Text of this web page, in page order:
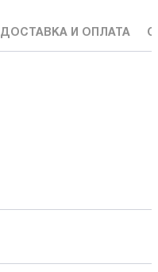
ДОСТАВКА И ОПЛАТА